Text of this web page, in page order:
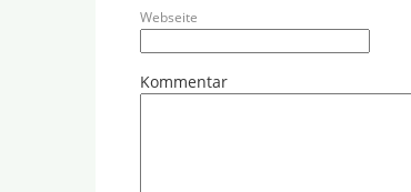
Webseite
Kommentar